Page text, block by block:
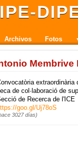
Archivos Fotos
Membrive
extraordinària
de col·laboració de
de Recerca de l'ICE
goo.gl/Uj78oS
3027 días)